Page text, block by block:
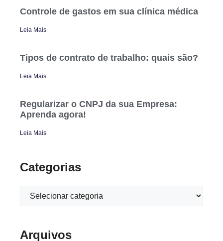
Controle de gastos em sua clínica médica
Leia Mais
Tipos de contrato de trabalho: quais são?
Leia Mais
Regularizar o CNPJ da sua Empresa:
Aprenda agora!
Leia Mais
Categorias
Arquivos